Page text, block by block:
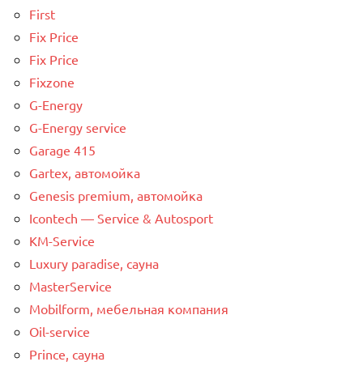
First
Fix Price
Fix Price
Fixzone
G-Energy
G-Energy service
Garage 415
Gartex, автомойка
Genesis premium, автомойка
Icontech — Service & Autosport
KM-Service
Luxury paradise, сауна
MasterService
Mobilform, мебельная компания
Oil-service
Prince, сауна